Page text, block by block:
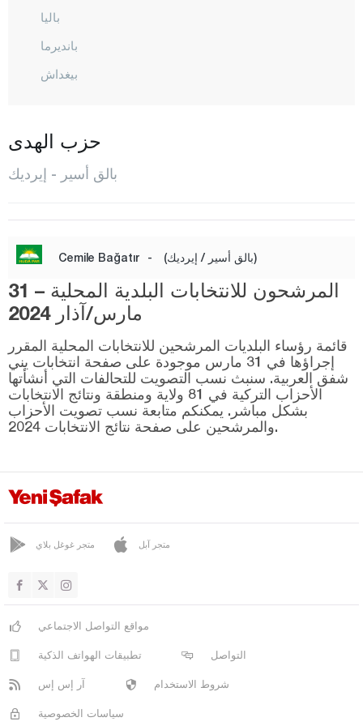
باليا
بانديرما
بيغداش
دورسون بيه
غوميش
غونان
حافران
إيقريندي
كيبسوت
مانياس
مرمرة
سينديرغي
سوسورلوك
بايبورت
بيلاجيك
بينغول
حزب الهدى
بالق أسير - إيرديك
Cemile Bağatır - (بالق أسير / إيرديك)
المرشحون للانتخابات البلدية المحلية – 31
مارس/آذار 2024
قائمة رؤساء البلديات المرشحين للانتخابات المحلية المقرر
إجراؤها في 31 مارس موجودة على صفحة انتخابات يني
شفق العربية. سنبث نسب التصويت للتحالفات التي أنشأتها
الأحزاب التركية في 81 ولاية ومنطقة ونتائج الانتخابات
بشكل مباشر. يمكنكم متابعة نسب تصويت الأحزاب
والمرشحين على صفحة نتائج الانتخابات 2024.
متجر غوغل بلاي متجر آبل
مواقع التواصل الاجتماعي
تطبيقات الهواتف الذكية التواصل
آر إس إس شروط الاستخدام
سياسات الخصوصية